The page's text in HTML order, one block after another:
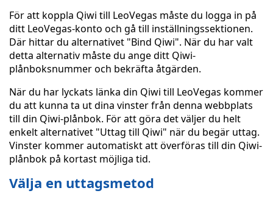
För att koppla Qiwi till LeoVegas måste du logga in på
ditt LeoVegas-konto och gå till inställningssektionen.
Där hittar du alternativet "Bind Qiwi". När du har valt
detta alternativ måste du ange ditt Qiwi-
plånboksnummer och bekräfta åtgärden.
När du har lyckats länka din Qiwi till LeoVegas kommer
du att kunna ta ut dina vinster från denna webbplats
till din Qiwi-plånbok. För att göra det väljer du helt
enkelt alternativet "Uttag till Qiwi" när du begär uttag.
Vinster kommer automatiskt att överföras till din Qiwi-
plånbok på kortast möjliga tid.
Välja en uttagsmetod